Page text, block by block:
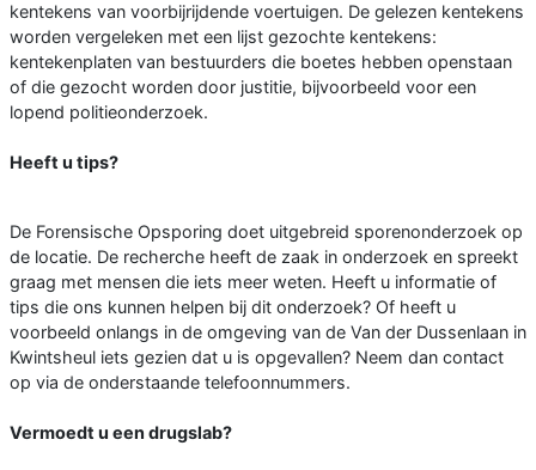
kentekens van voorbijrijdende voertuigen. De gelezen kentekens
worden vergeleken met een lijst gezochte kentekens:
kentekenplaten van bestuurders die boetes hebben openstaan
of die gezocht worden door justitie, bijvoorbeeld voor een
lopend politieonderzoek.
Heeft u tips?
De Forensische Opsporing doet uitgebreid sporenonderzoek op
de locatie. De recherche heeft de zaak in onderzoek en spreekt
graag met mensen die iets meer weten. Heeft u informatie of
tips die ons kunnen helpen bij dit onderzoek? Of heeft u
voorbeeld onlangs in de omgeving van de Van der Dussenlaan in
Kwintsheul iets gezien dat u is opgevallen? Neem dan contact
op via de onderstaande telefoonnummers.
Vermoedt u een drugslab?